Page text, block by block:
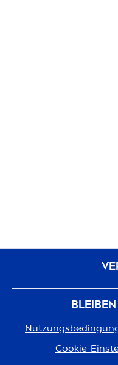
BLEIBEN
Cookie-